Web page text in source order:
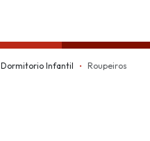
Dormitorio Infantil Roupeiros